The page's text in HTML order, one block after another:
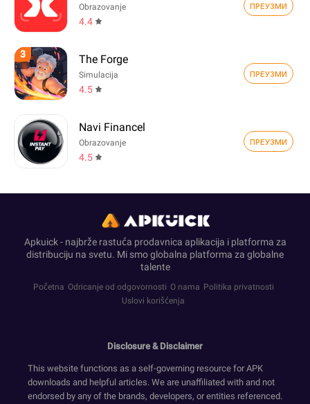
Obrazovanje
4.4
ПРЕУЗМИ
3 The Forge
Simulacija
4.5
ПРЕУЗМИ
Navi Financel
Obrazovanje
4.5
ПРЕУЗМИ
Apkuick - najbrže rastuća prodavnica aplikacija i platforma za
distribuciju na svetu. Mi smo globalna platforma za globalne
talente
Početna Odricanje od odgovornosti O nama Politika privatnosti
Uslovi korišćenja
Disclosure & Disclaimer
This website functions as a self-governing resource for APK
downloads and helpful articles. We are unaffiliated with and not
endorsed by any of the brands, developers, or entities referenced.